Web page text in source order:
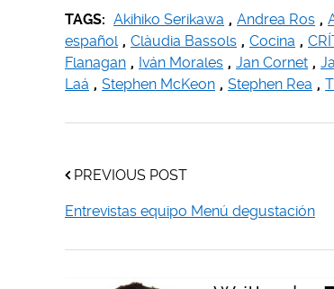
TAGS: Akihiko Serikawa , Andrea Ros ,
español , Clàudia Bassols , Cocina ,
Flanagan , Iván Morales , Jan Cornet ,
Laá , Stephen McKeon , Stephen Rea ,
PREVIOUS POST
Entrevistas equipo Menú degustación